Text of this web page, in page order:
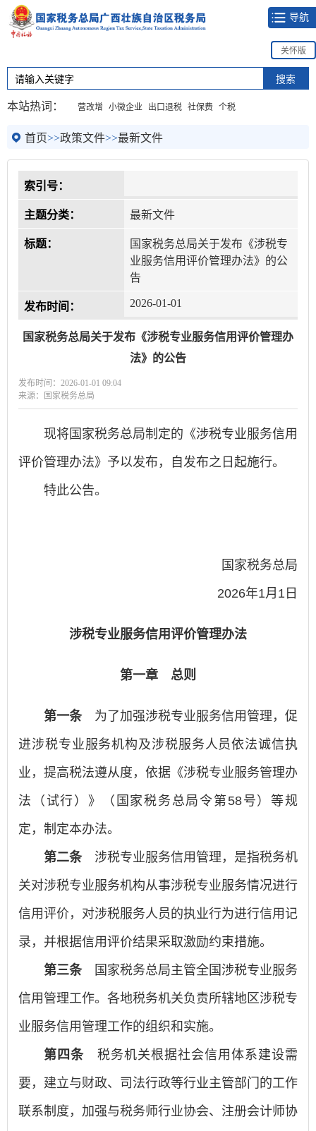
导航
关怀版
本站热词： 营改增 小微企业 出口退税 社保费 个税
首页>>政策文件>>最新文件
索引号：
主题分类： 最新文件
标题：
国家税务总局关于发布《涉税专
业服务信用评价管理办法》的公
告
发布时间： 2026-01-01
国家税务总局关于发布《涉税专业服务信用评价管理办
法》的公告
发布时间：2026-01-01 09:04
来源：国家税务总局
现将国家税务总局制定的《涉税专业服务信用
评价管理办法》予以发布，自发布之日起施行。
特此公告。
国家税务总局
2026年1月1日
涉税专业服务信用评价管理办法
第一章 总则
第一条 为了加强涉税专业服务信用管理，促
进涉税专业服务机构及涉税服务人员依法诚信执
业，提高税法遵从度，依据《涉税专业服务管理办
法（试行）》（国家税务总局令第58号）等规
定，制定本办法。
第二条 涉税专业服务信用管理，是指税务机
关对涉税专业服务机构从事涉税专业服务情况进行
信用评价，对涉税服务人员的执业行为进行信用记
录，并根据信用评价结果采取激励约束措施。
第三条 国家税务总局主管全国涉税专业服务
信用管理工作。各地税务机关负责所辖地区涉税专
业服务信用管理工作的组织和实施。
第四条 税务机关根据社会信用体系建设需
要，建立与财政、司法行政等行业主管部门的工作
联系制度，加强与税务师行业协会、注册会计师协